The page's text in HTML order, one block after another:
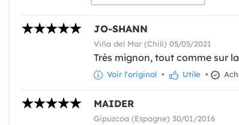
JO-SHANN
Viña del Mar (Chili) 05/05/2021
Très mignon, tout comme sur
Voir l'original • Utile •
MAIDER
Gipuzcoa (Espagne) 30/01/2016